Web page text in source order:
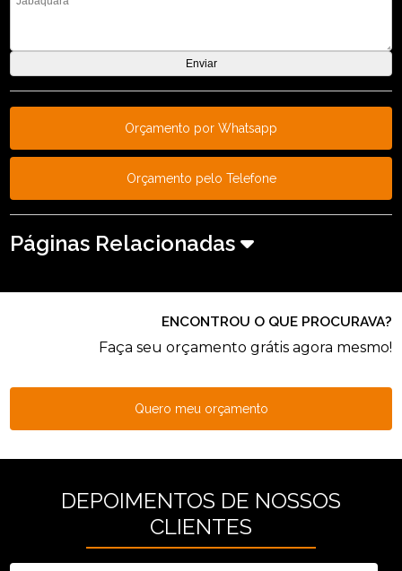
Orçamento por Whatsapp
Orçamento pelo Telefone
Páginas Relacionadas
ENCONTROU O QUE PROCURAVA?
Faça seu orçamento grátis agora mesmo!
Quero meu orçamento
DEPOIMENTOS DE NOSSOS
CLIENTES